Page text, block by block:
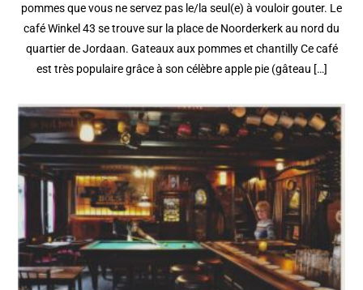
pommes que vous ne servez pas le/la seul(e) à vouloir gouter. Le
café Winkel 43 se trouve sur la place de Noorderkerk au nord du
quartier de Jordaan. Gateaux aux pommes et chantilly Ce café
est très populaire grâce à son célèbre apple pie (gâteau […]